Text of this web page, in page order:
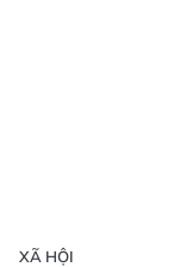
XÃ HỘI